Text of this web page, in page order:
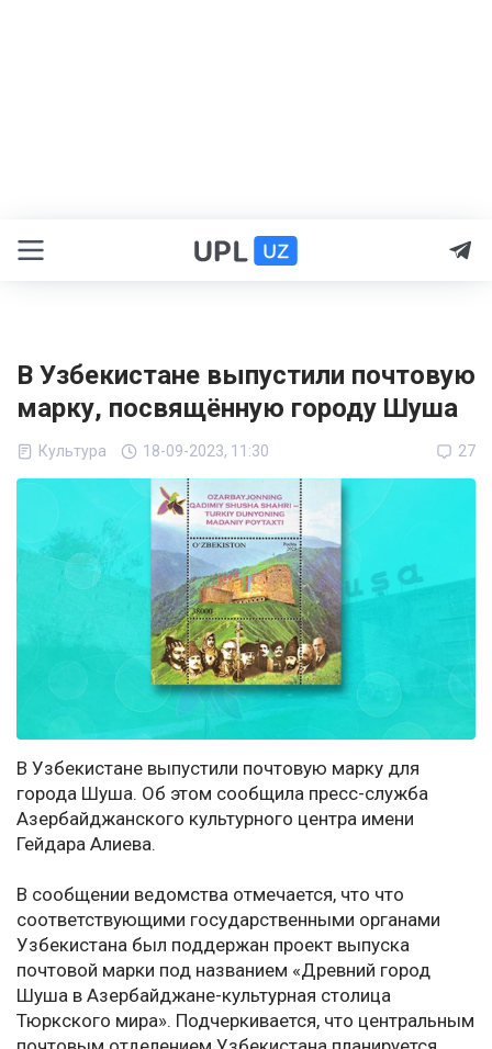
В Узбекистане выпустили почтовую
марку, посвящённую городу Шуша
Культура 18-09-2023, 11:30 27
В Узбекистане выпустили почтовую марку для
города Шуша. Об этом сообщила пресс-служба
Азербайджанского культурного центра имени
Гейдара Алиева.
В сообщении ведомства отмечается, что что
соответствующими государственными органами
Узбекистана был поддержан проект выпуска
почтовой марки под названием «Древний город
Шуша в Азербайджане-культурная столица
Тюркского мира». Подчеркивается, что центральным